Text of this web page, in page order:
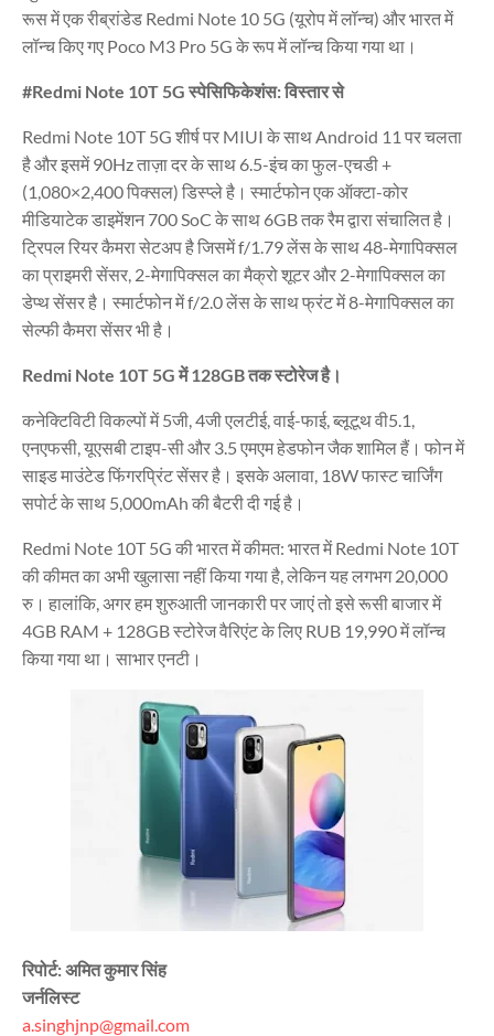
रूस में एक रीब्रांडेड Redmi Note 10 5G (यूरोप में लॉन्च) और भारत में
लॉन्च किए गए Poco M3 Pro 5G के रूप में लॉन्च किया गया था।
#Redmi Note 10T 5G स्पेसिफिकेशंस: विस्तार से
Redmi Note 10T 5G शीर्ष पर MIUI के साथ Android 11 पर चलता
है और इसमें 90Hz ताज़ा दर के साथ 6.5-इंच का फुल-एचडी +
(1,080×2,400 पिक्सल) डिस्प्ले है। स्मार्टफोन एक ऑक्टा-कोर
मीडियाटेक डाइमेंशन 700 SoC के साथ 6GB तक रैम द्वारा संचालित है।
ट्रिपल रियर कैमरा सेटअप है जिसमें f/1.79 लेंस के साथ 48-मेगापिक्सल
का प्राइमरी सेंसर, 2-मेगापिक्सल का मैक्रो शूटर और 2-मेगापिक्सल का
डेप्थ सेंसर है। स्मार्टफोन में f/2.0 लेंस के साथ फ्रंट में 8-मेगापिक्सल का
सेल्फी कैमरा सेंसर भी है।
Redmi Note 10T 5G में 128GB तक स्टोरेज है।
कनेक्टिविटी विकल्पों में 5जी, 4जी एलटीई, वाई-फाई, ब्लूटूथ वी5.1,
एनएफसी, यूएसबी टाइप-सी और 3.5 एमएम हेडफोन जैक शामिल हैं। फोन में
साइड माउंटेड फिंगरप्रिंट सेंसर है। इसके अलावा, 18W फास्ट चार्जिंग
सपोर्ट के साथ 5,000mAh की बैटरी दी गई है।
Redmi Note 10T 5G की भारत में कीमत: भारत में Redmi Note 10T
की कीमत का अभी खुलासा नहीं किया गया है, लेकिन यह लगभग 20,000
रु। हालांकि, अगर हम शुरुआती जानकारी पर जाएं तो इसे रूसी बाजार में
4GB RAM + 128GB स्टोरेज वैरिएंट के लिए RUB 19,990 में लॉन्च
किया गया था। साभार एनटी।
रिपोर्ट: अमित कुमार सिंह
जर्नलिस्ट
a.singhjnp@gmail.com